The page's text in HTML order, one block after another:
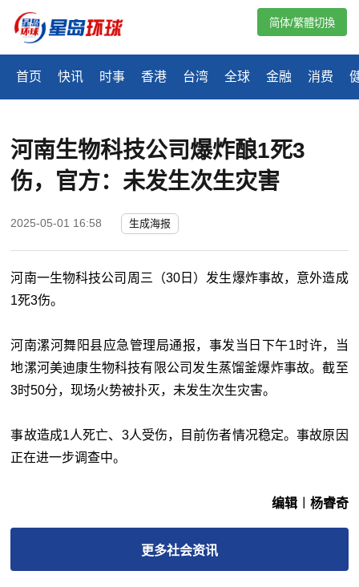
首页 快讯 时事 香港 台湾 全球 金融 消费
简体/繁體切換
河南生物科技公司爆炸酿1死3
伤，官方：未发生次生灾害
2025-05-01 16:58 生成海报
河南一生物科技公司周三（30日）发生爆炸事故，意外造成
1死3伤。
河南漯河舞阳县应急管理局通报，事发当日下午1时许，当
地漯河美迪康生物科技有限公司发生蒸馏釜爆炸事故。截至
3时50分，现场火势被扑灭，未发生次生灾害。
事故造成1人死亡、3人受伤，目前伤者情况稳定。事故原因
正在进一步调查中。
编辑︱杨睿奇
更多社会资讯